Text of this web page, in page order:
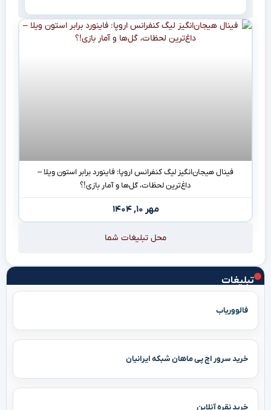
تبلیغات
فالووریاب
خرید سرور اچ پی ماهان شبکه ایرانیان
خرید نقره آنلاین
فینال هیجان‌انگیز لیگ کنفرانس اروپا: فاینورد برابر استون ویلا –
داغ‌ترین لحظات، گل‌ها و آمار بازی!؟
مهر ۱۰, ۱۴۰۴
محل تبلیغات شما